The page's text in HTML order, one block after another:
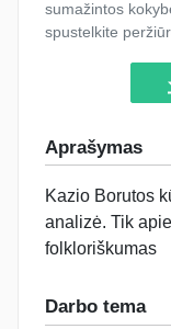
sumažintos
spustelkite
Aprašymas
Kazio Borutos
analizė. Tik
folkloriškumas
Darbo tema